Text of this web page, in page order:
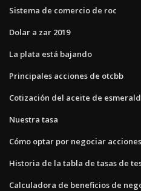
Sistema de comercio de roc
Dolar a zar 2019
La plata está bajando
Principales acciones de otcbb
Cotización del aceite de
Nuestra tasa
Cómo optar por negociar acciones
Historia de la tabla de tasas de
Calculadora de beneficios de